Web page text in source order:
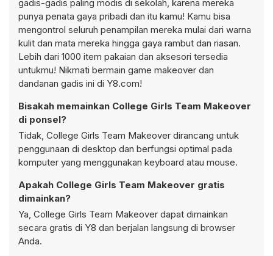
gadis-gadis paling modis di sekolah, karena mereka
punya penata gaya pribadi dan itu kamu! Kamu bisa
mengontrol seluruh penampilan mereka mulai dari warna
kulit dan mata mereka hingga gaya rambut dan riasan.
Lebih dari 1000 item pakaian dan aksesori tersedia
untukmu! Nikmati bermain game makeover dan
dandanan gadis ini di Y8.com!
Bisakah memainkan College Girls Team Makeover
di ponsel?
Tidak, College Girls Team Makeover dirancang untuk
penggunaan di desktop dan berfungsi optimal pada
komputer yang menggunakan keyboard atau mouse.
Apakah College Girls Team Makeover gratis
dimainkan?
Ya, College Girls Team Makeover dapat dimainkan
secara gratis di Y8 dan berjalan langsung di browser
Anda.